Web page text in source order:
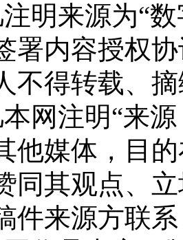
明来源为“
署内容授权
不得转载、
网注明“来
他媒体，目
同其观点、
件来源方联